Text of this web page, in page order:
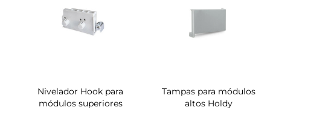
Nivelador Hook para
módulos superiores
Tampas para módulos
altos Holdy